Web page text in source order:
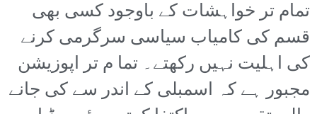
تمام تر خواہشات کے باوجود کسی بھی
قسم کی کامیاب سیاسی سرگرمی کرنے
کی اہلیت نہیں رکھتے۔ تما م تر اپوزیشن
مجبور ہے کہ اسمبلی کے اندر سے کی جانے